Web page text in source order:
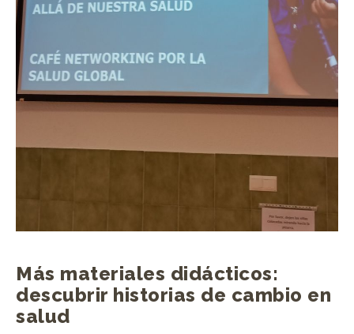
Más materiales didácticos:
descubrir historias de cambio en
salud